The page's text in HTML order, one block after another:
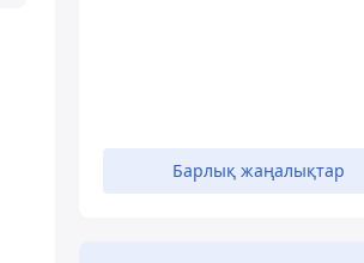
Барлық жаңалықтар